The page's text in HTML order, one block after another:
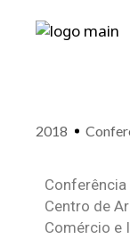
2018
Centro de
Comércio e